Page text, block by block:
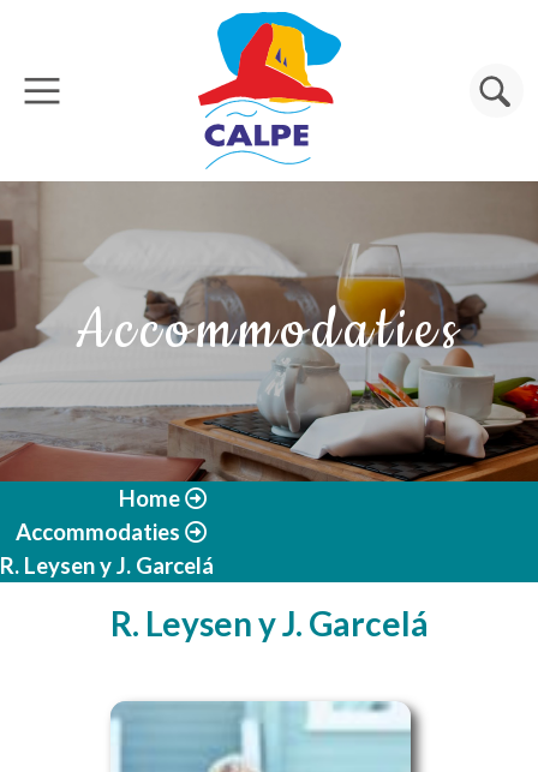
Overslaan en naar de inhoud gaan
Zoeken
Accommodaties
Home
Accommodaties
R. Leysen y J. Garcelá
R. Leysen y J. Garcelá